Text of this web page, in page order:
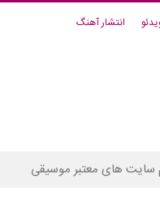
انتشار آهنگ
های معتبر موسیقی